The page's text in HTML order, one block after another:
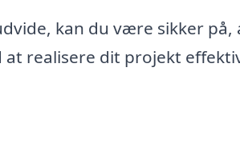
kan du være sikker på,
realisere dit projekt